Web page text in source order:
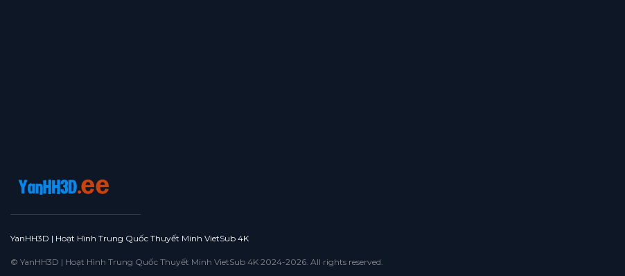
YanHH3D | Hoạt Hình Trung Quốc Thuyết Minh VietSub 4K
© YanHH3D | Hoạt Hình Trung Quốc Thuyết Minh VietSub 4K 2024-2026. All rights reserved.